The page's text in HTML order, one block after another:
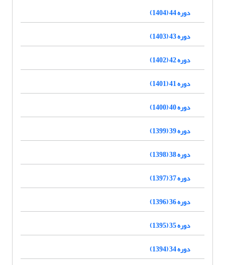
دوره 44 (1404)
دوره 43 (1403)
دوره 42 (1402)
دوره 41 (1401)
دوره 40 (1400)
دوره 39 (1399)
دوره 38 (1398)
دوره 37 (1397)
دوره 36 (1396)
دوره 35 (1395)
دوره 34 (1394)